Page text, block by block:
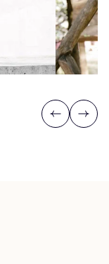
Previous
Next